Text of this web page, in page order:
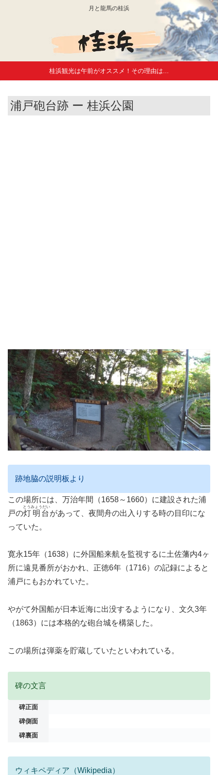
月と龍馬の桂浜
桂浜観光は午前がオススメ！その理由は...
浦戸砲台跡 ー 桂浜公園
跡地脇の説明板より
この場所には、万治年間（1658～1660）に建設された浦
戸の灯明台
とうみょうだい
があって、夜間舟の出入りする時の目印にな
っていた。
寛永15年（1638）に外国船来航を監視するに土佐藩内4ヶ
所に遠見番所がおかれ、正徳6年（1716）の記録によると
浦戸にもおかれていた。
やがて外国船が日本近海に出没するようになり、文久3年
（1863）には本格的な砲台城を構築した。
この場所は弾薬を貯蔵していたといわれている。
碑の文言
碑正面
碑側面
碑裏面
ウィキペディア（Wikipedia）